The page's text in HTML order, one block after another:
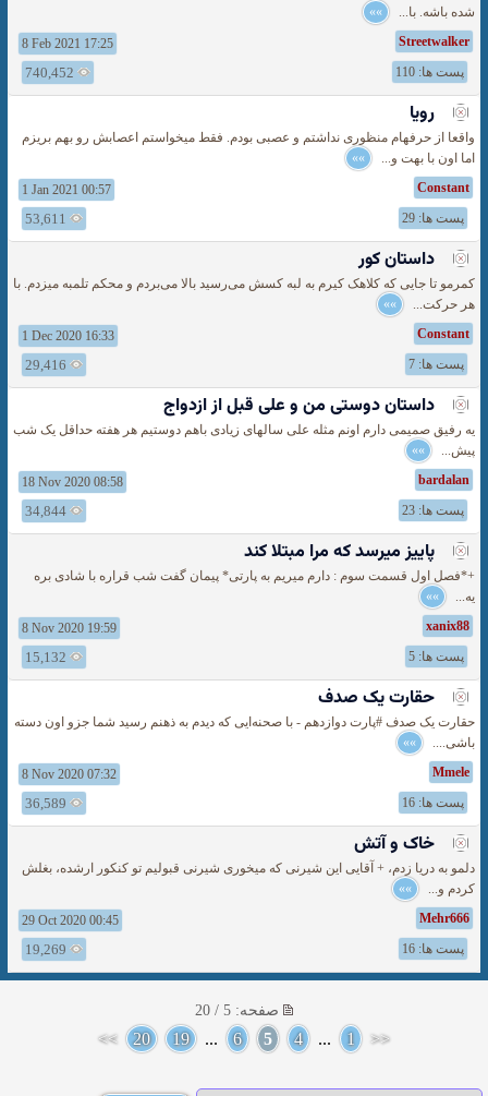
شده باشه. با... »»
Streetwalker
8 Feb 2021 17:25
پست ها: 110
740,452
رویا
واقعا از حرفهام منظوری نداشتم و عصبی بودم. فقط میخواستم اعصابش رو بهم بریزم
اما اون با بهت و... »»
Constant
1 Jan 2021 00:57
پست ها: 29
53,611
داستان‌ کور
کمرمو تا جایی که کلاهک کیرم به لبه کسش می‌رسید بالا می‌بردم و محکم تلمبه میزدم. با
هر حرکت... »»
Constant
1 Dec 2020 16:33
پست ها: 7
29,416
داستان دوستی من و علی قبل از ازدواج
یه رفیق صمیمی دارم اونم مثله علی سالهای زیادی باهم دوستیم هر هفته حداقل یک شب
پیش... »»
bardalan
18 Nov 2020 08:58
پست ها: 23
34,844
پاییز میرسد که مرا مبتلا کند
+*فصل اول قسمت سوم : دارم میریم به پارتی* پیمان گفت شب قراره با شادی بره
یه... »»
xanix88
8 Nov 2020 19:59
پست ها: 5
15,132
حقارت یک صدف
حقارت یک صدف #پارت دوازدهم - با صحنه‌ایی که دیدم به ذهنم رسید شما جزو اون دسته
باشی.... »»
Mmele
8 Nov 2020 07:32
پست ها: 16
36,589
خاک و آتش
دلمو به دریا زدم، + آقایی این شیرنی که میخوری شیرنی قبولیم تو کنکور ارشده، بغلش
کردم و... »»
Mehr666
29 Oct 2020 00:45
پست ها: 16
19,269
صفحه: 5 / 20
<<
1
...
4
5
6
...
19
20
>>